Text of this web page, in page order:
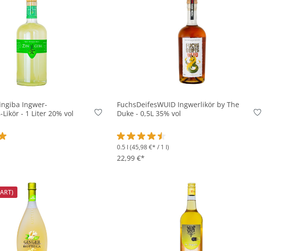
Ingwer-
- 1 Liter 20% vol
Bewertung von 5 von 5 Sternen
In den Korb
FuchsDeifesWUID Ingwerlikör by The
Duke - 0,5L 35% vol
Durchschnittliche Bewertung von 4.5 von 5
0.5 l (45,98 €* / 1 l)
22,99 €*
In den Korb